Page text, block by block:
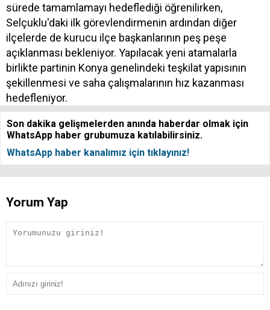
sürede tamamlamayı hedeflediği öğrenilirken,
Selçuklu'daki ilk görevlendirmenin ardından diğer
ilçelerde de kurucu ilçe başkanlarının peş peşe
açıklanması bekleniyor. Yapılacak yeni atamalarla
birlikte partinin Konya genelindeki teşkilat yapısının
şekillenmesi ve saha çalışmalarının hız kazanması
hedefleniyor.
Son dakika gelişmelerden anında haberdar olmak için
WhatsApp haber grubumuza katılabilirsiniz.
WhatsApp haber kanalımız için tıklayınız!
Yorum Yap